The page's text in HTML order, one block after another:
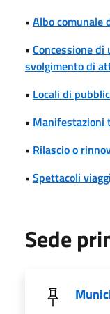
• Albo comunale
• Concessione
svolgimento di
• Locali di
• Manifestazioni
• Rilascio o
• Spettacoli
Sede